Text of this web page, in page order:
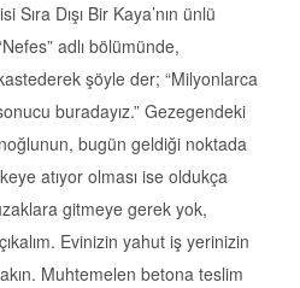
Dışı Bir Kaya’nın ünlü
adlı bölümünde,
şöyle der; “Milyonlarca
buradayız.” Gezegendeki
bugün geldiği noktada
atıyor olması ise oldukça
gitmeye gerek yok,
Evinizin yahut iş yerinizin
Muhtemelen betona teslim